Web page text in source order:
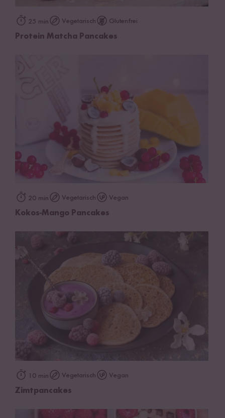
25 min Vegetarisch Glutenfrei
Protein Matcha Pancakes
20 min Vegetarisch Vegan
Kokos-Mango Pancakes
10 min Vegetarisch Vegan
Zimtpancakes